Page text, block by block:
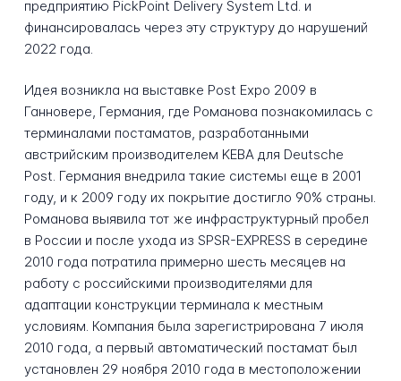
предприятию PickPoint Delivery System Ltd. и
финансировалась через эту структуру до нарушений
2022 года.
Идея возникла на выставке Post Expo 2009 в
Ганновере, Германия, где Романова познакомилась с
терминалами постаматов, разработанными
австрийским производителем KEBA для Deutsche
Post. Германия внедрила такие системы еще в 2001
году, и к 2009 году их покрытие достигло 90% страны.
Романова выявила тот же инфраструктурный пробел
в России и после ухода из SPSR-EXPRESS в середине
2010 года потратила примерно шесть месяцев на
работу с российскими производителями для
адаптации конструкции терминала к местным
условиям. Компания была зарегистрирована 7 июля
2010 года, а первый автоматический постамат был
установлен 29 ноября 2010 года в местоположении